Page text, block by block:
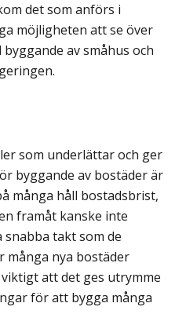
det som anförs i
möjligheten att se över
av småhus och
som underlättar och ger
byggande av bostäder är
många håll bostadsbrist,
framåt kanske inte
takt som de
många nya bostäder
att det ges utrymme
för att bygga många